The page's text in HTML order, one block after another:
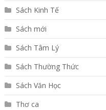
Sách Kinh Tế
Sách mới
Sách Tâm Lý
Sách Thường Thức
Sách Văn Học
Thơ ca